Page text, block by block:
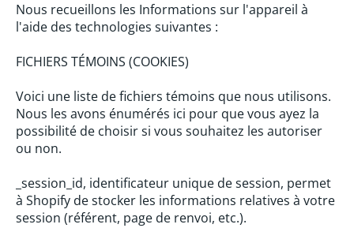
Nous recueillons les Informations sur l'appareil à
l'aide des technologies suivantes :
FICHIERS TÉMOINS (COOKIES)
Voici une liste de fichiers témoins que nous utilisons.
Nous les avons énumérés ici pour que vous ayez la
possibilité de choisir si vous souhaitez les autoriser
ou non.
_session_id, identificateur unique de session, permet
à Shopify de stocker les informations relatives à votre
session (référent, page de renvoi, etc.).